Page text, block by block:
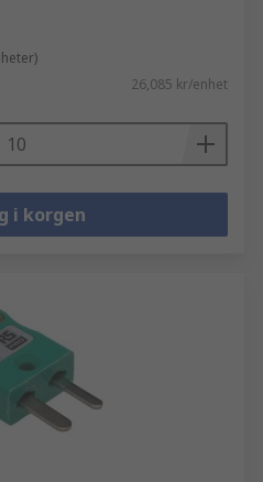
26,085 kr/enhet
i korgen